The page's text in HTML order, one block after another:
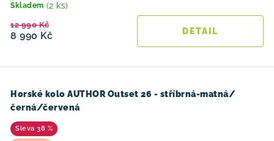
Skladem (2 ks)
8 990 Kč
12 990 Kč
Horské kolo AUTHOR Outset 26 - stříbrná-matná/
černá/červená
38 %